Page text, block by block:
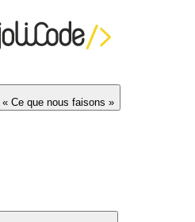
Ce que nous faisons »